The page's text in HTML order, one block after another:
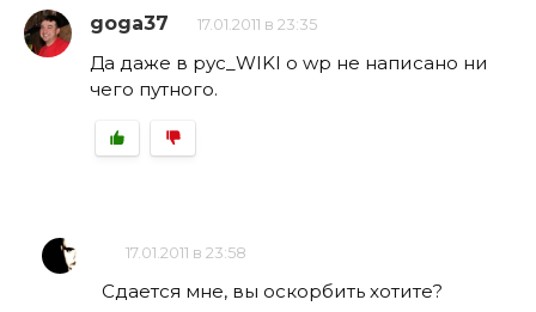
goga37 17.01.2011 в 23:35
Да даже в рус_WIKI о wp не написано ни
чего путного.
17.01.2011 в 23:58
Сдается мне, вы оскорбить хотите?